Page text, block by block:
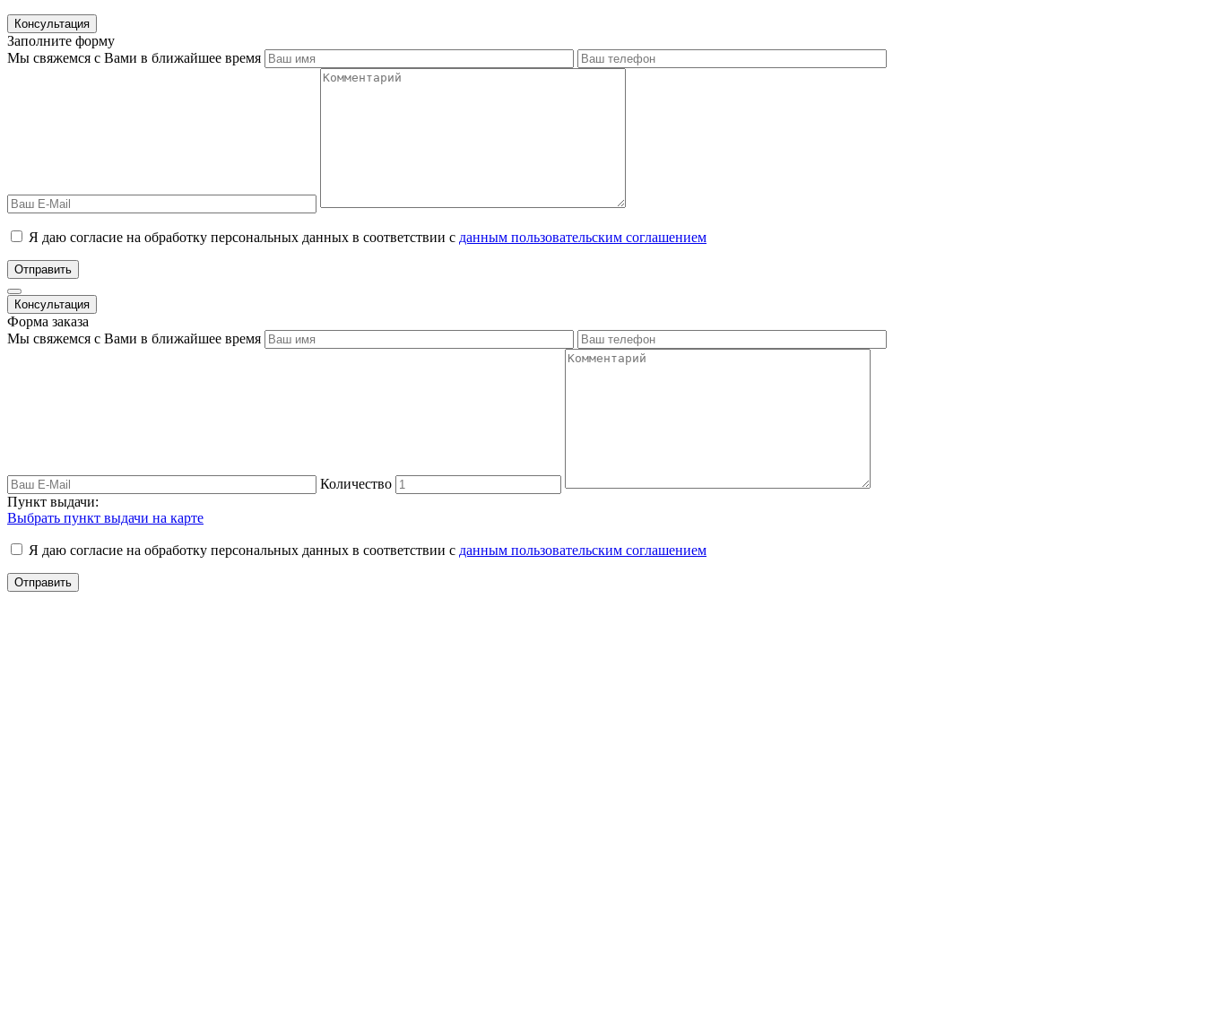
Консультация
Заполните форму
Мы свяжемся с Вами в ближайшее время
Я даю согласие на обработку персональных данных в соответствии с данным пользовательским соглашением
Отправить
Консультация
Форма заказа
Мы свяжемся с Вами в ближайшее время
Количество
Пункт выдачи:
Выбрать пункт выдачи на карте
Я даю согласие на обработку персональных данных в соответствии с данным пользовательским соглашением
Отправить